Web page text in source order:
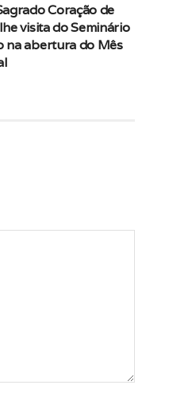
Coração de
visita do Seminário
na abertura do Mês